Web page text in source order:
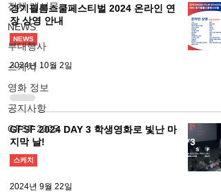
전체 게시물
NEWS
부대행사
스케치
영화 정보
공지사항
GFSF 2025
경기필름스쿨페스티벌 2024 온라인 연
장 상영 안내
NEWS
2024년 10월 2일
GFSF 2024 DAY 3 학생영화로 빛난 마
지막 날!
스케치
2024년 9월 22일